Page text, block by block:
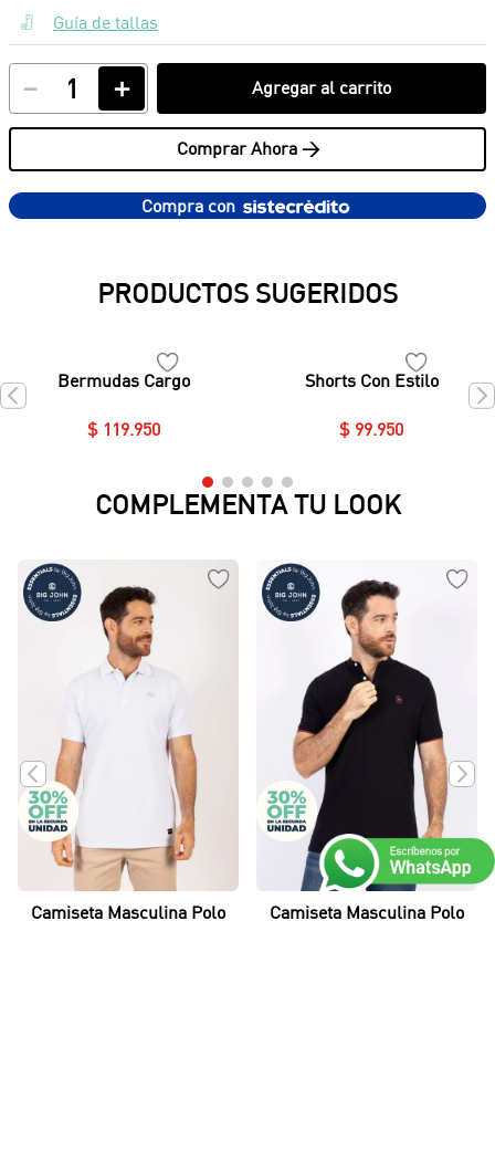
Guía de tallas
＋
－ Agregar al carrito
Comprar Ahora >
Compra con
PRODUCTOS SUGERIDOS
Bermudas Cargo
119.950
Shorts Con Estilo
$ 99.950
COMPLEMENTA TU LOOK